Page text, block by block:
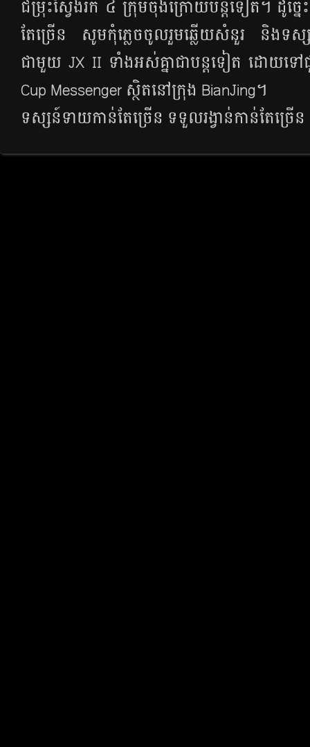
ជម្រុះ​ស្វែង​រក ៤ ក្រុម​ចុង​ក្រោយ​បន្ត​ទៀត។ ដូច្នេ
តែ​ច្រើន សូម​កុំ​ភ្លេច​ចូលរួម​ឆ្លើយ​សំនួរ និង​ទ
ជាមួយ​ JX II ទាំង​អស់​គ្នា​ជា​បន្ត​ទៀត ដោយ​ទ
Cup Messenger ស្ថិត​នៅ​ក្រុង​ BianJing។
ទស្សន៍ទាយ​កាន់​តែ​ច្រើន ទទួល​រង្វាន់​កាន់​តែ​ច្រើ